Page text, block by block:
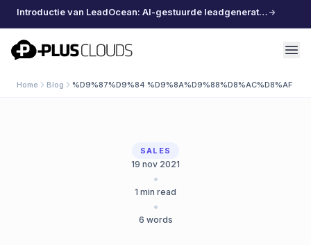
Introductie van LeadOcean: AI-gestuurde leadgeneratie, samengestelde data, moeiteloos schalen
PlusClouds
Home Blog %D9%87%D9%84 %D9%8A%D9%88%D8%AC%D8%AF
SALES
19 nov 2021
•
1 min read
•
6 words